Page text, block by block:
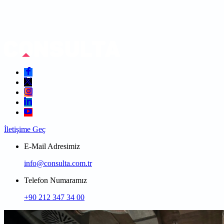
İletişime Geç
E-Mail Adresimiz
info@consulta.com.tr
Telefon Numaramız
+90 212 347 34 00